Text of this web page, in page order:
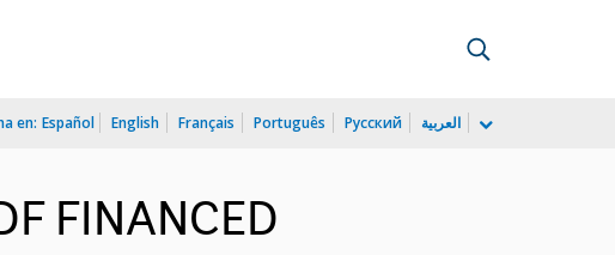
en: Español English Français Português Русский العربية
FINANCED